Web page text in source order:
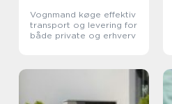
Vognmand køge effektiv
transport og levering for
både private og erhverv